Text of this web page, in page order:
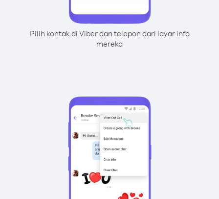
Pilih kontak di Viber dan telepon dari layar info
mereka